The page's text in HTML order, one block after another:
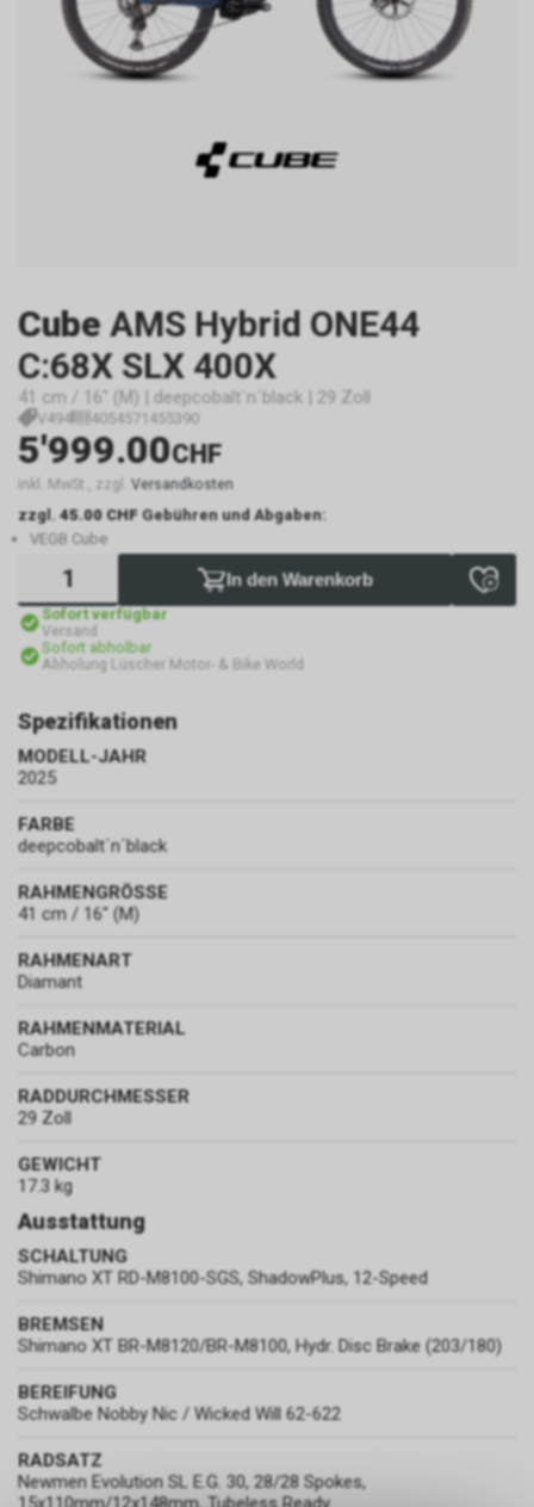
Cube AMS Hybrid ONE44
C:68X SLX 400X
41 cm / 16" (M) | deepcobalt´n´black | 29 Zoll
V494 4054571455390
5'999.00CHF
inkl. MwSt., zzgl. Versandkosten
zzgl.45.00 CHF Gebühren und Abgaben:
VEGB Cube
In den Warenkorb
Sofort verfügbar
Versand
Sofort abholbar
Abholung Lüscher Motor- & Bike World
Spezifikationen
MODELL-JAHR
2025
FARBE
deepcobalt´n´black
RAHMENGRÖSSE
41 cm / 16" (M)
RAHMENART
Diamant
RAHMENMATERIAL
Carbon
RADDURCHMESSER
29 Zoll
GEWICHT
17.3 kg
Ausstattung
SCHALTUNG
Shimano XT RD-M8100-SGS, ShadowPlus, 12-Speed
BREMSEN
Shimano XT BR-M8120/BR-M8100, Hydr. Disc Brake (203/180)
BEREIFUNG
Schwalbe Nobby Nic / Wicked Will 62-622
RADSATZ
Newmen Evolution SL E.G. 30, 28/28 Spokes,